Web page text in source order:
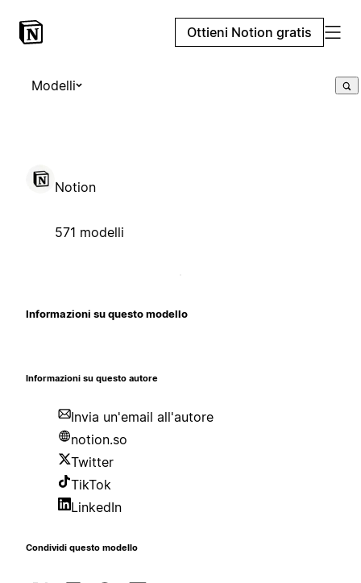
Ottieni Notion gratis
Modelli
Notion
571 modelli
Informazioni su questo modello
Informazioni su questo autore
Invia un'email all'autore
notion.so
Twitter
TikTok
LinkedIn
Condividi questo modello